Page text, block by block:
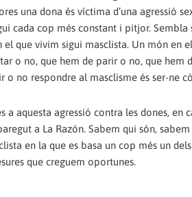
una dona és víctima d’una agressió
cada cop més constant i pitjor.
que vivim sigui masclista. Un món en
o no, que hem de parir o no, que hem
o no respondre al masclisme és ser-ne
a aquesta agressió contra les dones,
a La Razón. Sabem qui són,
en la que es basa un cop més un
que creguem oportunes.